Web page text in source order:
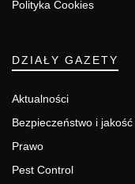
Polityka Cookies
DZIAŁY GAZETY
Aktualności
Bezpieczeństwo i
Prawo
Pest Control